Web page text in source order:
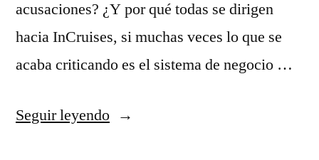
acusaciones? ¿Y por qué todas se dirigen
hacia InCruises, si muchas veces lo que se
acaba criticando es el sistema de negocio …
Seguir leyendo«InCruises